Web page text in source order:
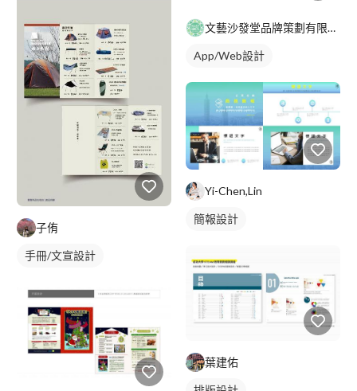
子侑
手冊/文宣設計
文藝沙發堂品牌策劃有限公司
App/Web設計
Yi-Chen,Lin
簡報設計
葉建佑